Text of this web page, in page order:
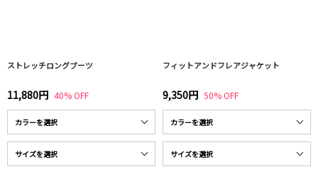
ストレッチロングブーツ
11,880円 40% OFF
フィットアンドフレアジャケット
9,350円 50% OFF